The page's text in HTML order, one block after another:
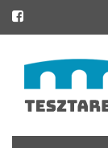
to
content